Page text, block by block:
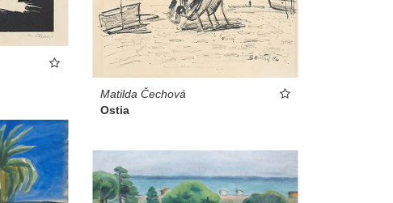
Matilda Čechová
Ostia